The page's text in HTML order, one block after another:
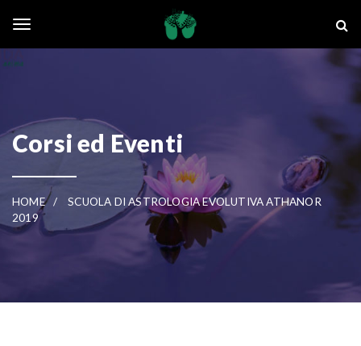
Corsi ed Eventi
HOME
SCUOLA DI ASTROLOGIA EVOLUTIVA ATHANOR
2019